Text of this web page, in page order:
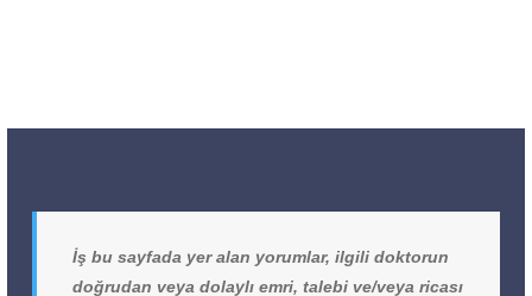
İş bu sayfada yer alan yorumlar, ilgili doktorun
doğrudan veya dolaylı emri, talebi ve/veya ricası